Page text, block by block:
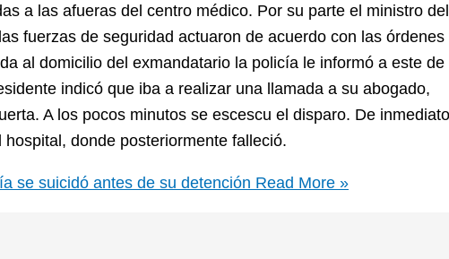
a las afueras del centro médico. Por su parte el ministro del
fuerzas de seguridad actuaron de acuerdo con las órdenes
al domicilio del exmandatario la policía le informó a este de
indicó que iba a realizar una llamada a su abogado,
A los pocos minutos se escescu el disparo. De
donde posteriormente falleció.
se suicidó antes de su detención Read More »